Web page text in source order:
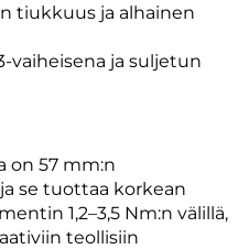
tiukkuus ja alhainen
vaiheisena ja suljetun
on 57 mm:n
se tuottaa korkean
1,2–3,5 Nm:n välillä,
teollisiin